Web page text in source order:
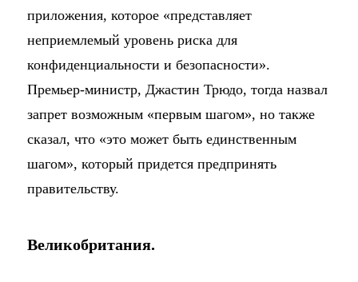
приложения, которое «представляет
неприемлемый уровень риска для
конфиденциальности и безопасности».
Премьер-министр, Джастин Трюдо, тогда назвал
запрет возможным «первым шагом», но также
сказал, что «это может быть единственным
шагом», который придется предпринять
правительству.
Великобритания.